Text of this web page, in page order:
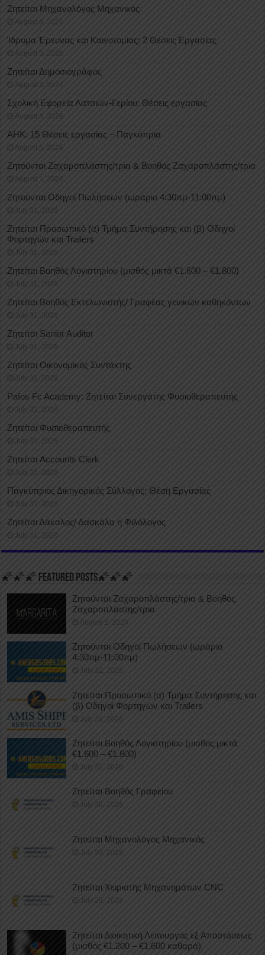
Ζητείται Μηχανολόγος Μηχανικός
August 3, 2026
Ίδρυμα Έρευνας και Καινοτομίας: 2 Θέσεις Εργασίας
August 3, 2026
Ζητείται Δημοσιογράφος
August 3, 2026
Σχολική Εφορεία Λατσιών-Γερίου: Θέσεις εργασίας
August 3, 2026
ΑΗΚ: 15 Θέσεις εργασίας – Παγκύπρια
August 3, 2026
Ζητούνται Ζαχαροπλάστης/τρια & Βοηθός Ζαχαροπλάστης/τρια
August 1, 2026
Ζητούνται Οδηγοί Πωλήσεων (ωράριο 4:30πμ-11:00πμ)
July 31, 2026
Ζητείται Προσωπικό (α) Τμήμα Συντήρησης και (β) Οδηγοί
Φορτηγών και Trailers
July 31, 2026
Ζητείται Βοηθός Λογιστηρίου (μισθός μικτά €1.600 – €1.800)
July 31, 2026
Ζητείται Βοηθός Εκτελωνιστής/ Γραφέας γενικών καθηκόντων
July 31, 2026
Ζητείται Senior Auditor
July 31, 2026
Ζητείται Οικονομικός Συντάκτης
July 31, 2026
Pafos Fc Academy: Ζητείται Συνεργάτης Φυσιοθεραπευτής
July 31, 2026
Ζητείται Φυσιοθεραπευτής
July 31, 2026
Ζητείται Accounts Clerk
July 31, 2026
Παγκύπριος Δικηγορικός Σύλλογος: Θέση Εργασίας
July 31, 2026
Ζητείται Δάκαλος/ Δασκάλα ή Φιλόλογος
July 31, 2026
🌠🌠🌠 FEATURED POSTS🌠🌠🌠
Ζητούνται Ζαχαροπλάστης/τρια & Βοηθός
Ζαχαροπλάστης/τρια
August 1, 2026
Ζητούνται Οδηγοί Πωλήσεων (ωράριο
4:30πμ-11:00πμ)
July 31, 2026
Ζητείται Προσωπικό (α) Τμήμα Συντήρησης και
(β) Οδηγοί Φορτηγών και Trailers
July 31, 2026
Ζητείται Βοηθός Λογιστηρίου (μισθός μικτά
€1.600 – €1.800)
July 31, 2026
Ζητείται Βοηθός Γραφείου
July 30, 2026
Ζητείται Μηχανολόγος Μηχανικός
July 30, 2026
Ζητείται Χειριστής Μηχανημάτων CNC
July 29, 2026
Ζητείται Διοικητική Λειτουργός εξ Αποστάσεως
(μισθός €1.200 – €1.600 καθαρά)